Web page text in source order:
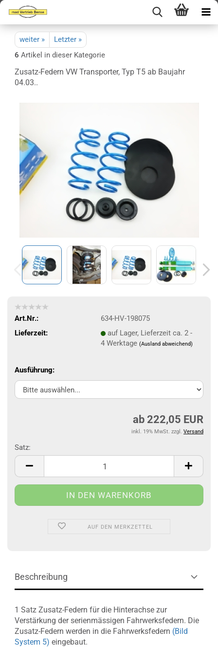
weiter »
Letzter »
6 Artikel in dieser Kategorie
Zusatz-Federn VW Transporter, Typ T5 ab Baujahr
04.03..
Art.Nr.:
634-HV-198075
Lieferzeit:
auf Lager, Lieferzeit ca. 2 -
4 Werktage (Ausland abweichend)
Ausführung:
ab 222,05 EUR
inkl. 19% MwSt. zzgl. Versand
Satz:
Satz
AUF DEN MERKZETTEL
Beschreibung
1 Satz Zusatz-Federn für die Hinterachse zur
Verstärkung der serienmässigen Fahrwerksfedern. Die
Zusatz-Federn werden in die Fahrwerksfedern (Bild
System 5) eingebaut.